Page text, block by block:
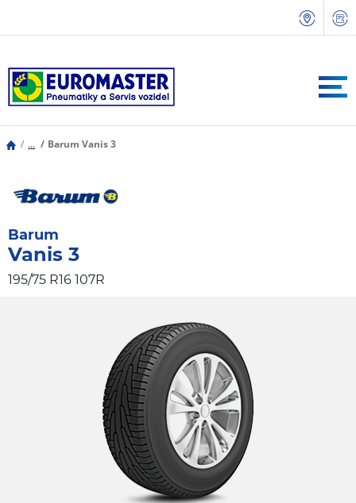
... Barum Vanis 3
Barum
Vanis 3
195/75 R16 107R